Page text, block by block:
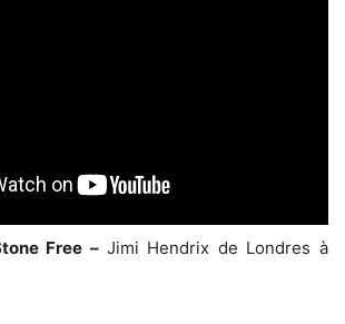
Free – Jimi Hendrix de Londres à